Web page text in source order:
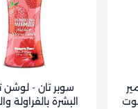
سوبر تان - لوشن
البشرة بالفراولة